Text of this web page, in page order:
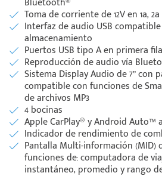
Toma de corriente de 12V en 1a,
Interfaz de audio USB
almacenamiento
Puertos USB tipo A en primera
Reproducción de audio vía
Sistema Display Audio de 7” con
compatible con funciones de
de archivos MP3
4 bocinas
Apple CarPlay® y Android Auto™
Indicador de rendimiento de
Pantalla Multi-información (MID)
funciones de: computadora de
instantáneo, promedio y rango